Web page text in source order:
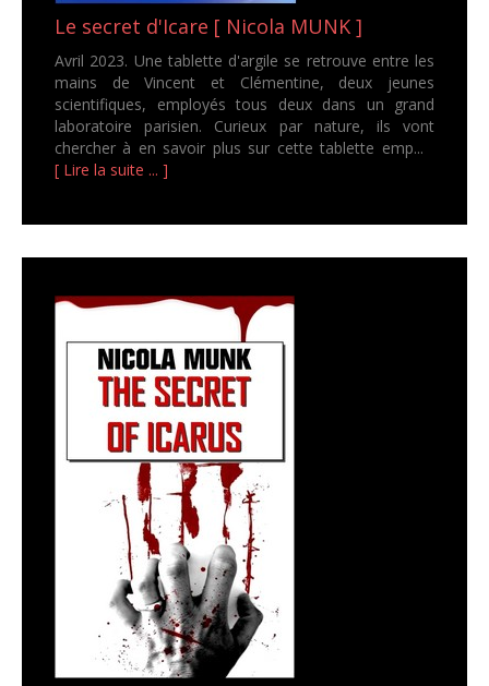
Le secret d'Icare [ Nicola MUNK ]
Avril 2023. Une tablette d'argile se retrouve entre les
mains de Vincent et Clémentine, deux jeunes
scientifiques, employés tous deux dans un grand
laboratoire parisien. Curieux par nature, ils vont
chercher à en savoir plus sur cette tablette emp...
[ Lire la suite ... ]